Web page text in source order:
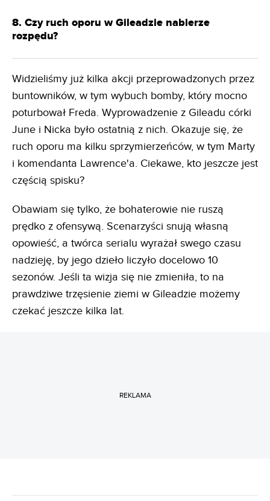
8. Czy ruch oporu w Gileadzie nabierze
rozpędu?
Widzieliśmy już kilka akcji przeprowadzonych przez
buntowników, w tym wybuch bomby, który mocno
poturbował Freda. Wyprowadzenie z Gileadu córki
June i Nicka było ostatnią z nich. Okazuje się, że
ruch oporu ma kilku sprzymierzeńców, w tym Marty
i komendanta Lawrence'a. Ciekawe, kto jeszcze jest
częścią spisku?
Obawiam się tylko, że bohaterowie nie ruszą
prędko z ofensywą. Scenarzyści snują własną
opowieść, a twórca serialu wyrażał swego czasu
nadzieję, by jego dzieło liczyło docelowo 10
sezonów. Jeśli ta wizja się nie zmieniła, to na
prawdziwe trzęsienie ziemi w Gileadzie możemy
czekać jeszcze kilka lat.
REKLAMA